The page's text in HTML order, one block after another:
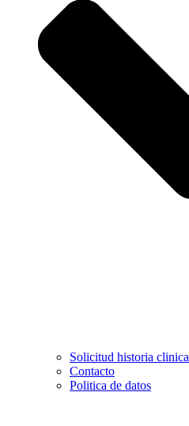
Solicitud historia clinica
Contacto
Politica de datos